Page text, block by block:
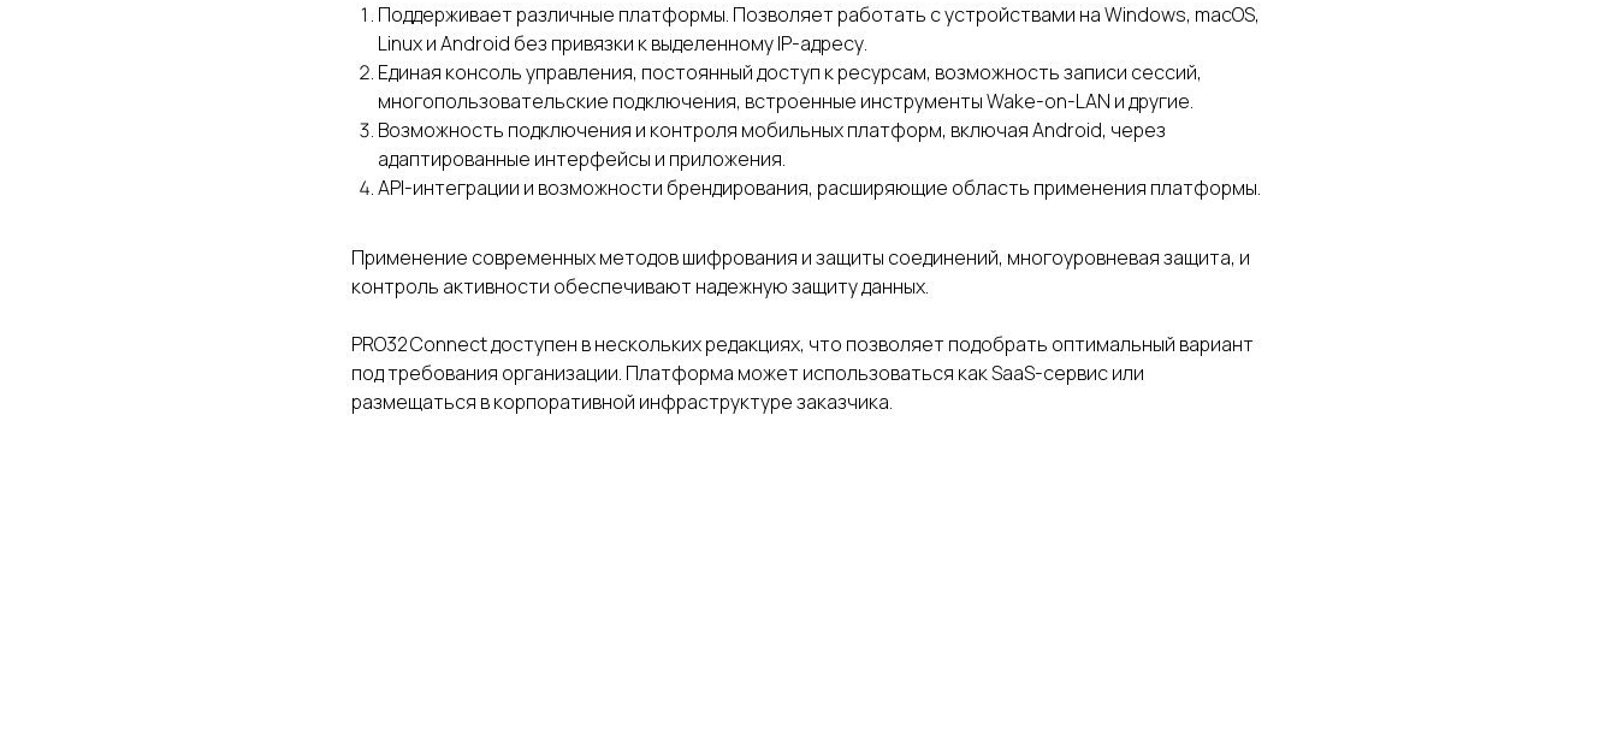
Поддерживает различные платформы. Позволяет работать с устройствами на Windows, macOS,
Linux и Android без привязки к выделенному IP-адресу.
Единая консоль управления, постоянный доступ к ресурсам, возможность записи сессий,
многопользовательские подключения, встроенные инструменты Wake-on-LAN и другие.
Возможность подключения и контроля мобильных платформ, включая Android, через
адаптированные интерфейсы и приложения.
API-интеграции и возможности брендирования, расширяющие область применения платформы.
Применение современных методов шифрования и защиты соединений, многоуровневая защита, и
контроль активности обеспечивают надежную защиту данных.
PRO32 Connect доступен в нескольких редакциях, что позволяет подобрать оптимальный вариант
под требования организации. Платформа может использоваться как SaaS-сервис или
размещаться в корпоративной инфраструктуре заказчика.